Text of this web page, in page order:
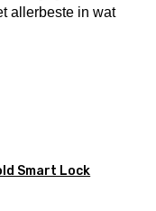
allerbeste in wat
Smart Lock